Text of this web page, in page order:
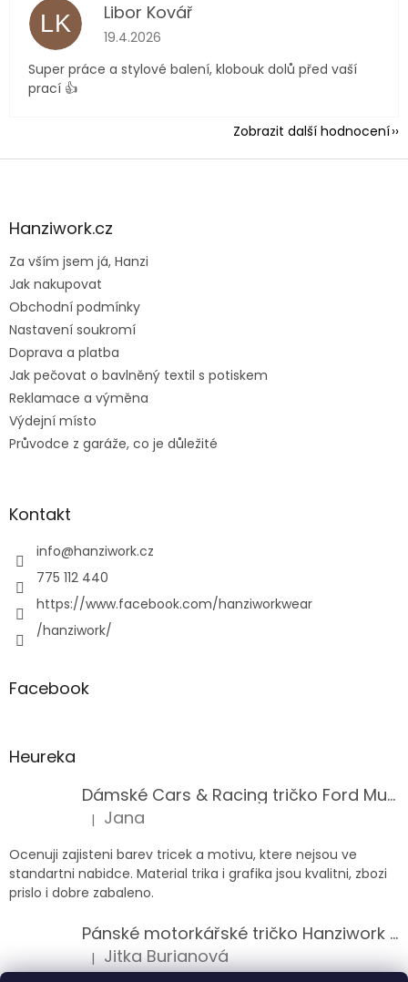
LK Libor Kovář
Hodnocení obchodu je 5 z 5 hvězdiček.
19.4.2026
Super práce a stylové balení, klobouk dolů před vaší
prací 👍
Zobrazit další hodnocení
Z
aHanziwork.cz
Za vším jsem já, Hanzi
Jak nakupovat
Obchodní podmínky
Nastavení soukromí
Doprava a platba
Jak pečovat o bavlněný textil s potiskem
Reklamace a výměna
Výdejní místo
Průvodce z garáže, co je důležité
Kontakt
info@hanziwork.cz
775 112 440
https://www.facebook.com/hanziworkwear
/hanziwork/
Facebook
Heureka
Dámské Cars & Racing tričko Ford Mustang 5. generace
Hodnocení produktu je 5 z 5 hvězdiček.
| Jana
Ocenuji zajisteni barev tricek a motivu, ktere nejsou ve
standartni nabidce. Material trika i grafika jsou kvalitni, zbozi
prislo i dobre zabaleno.
Pánské motorkářské tričko Hanziwork Custom Bobber
Hodnocení produktu je 5 z 5 hvězdiček.
| Jitka Burianová